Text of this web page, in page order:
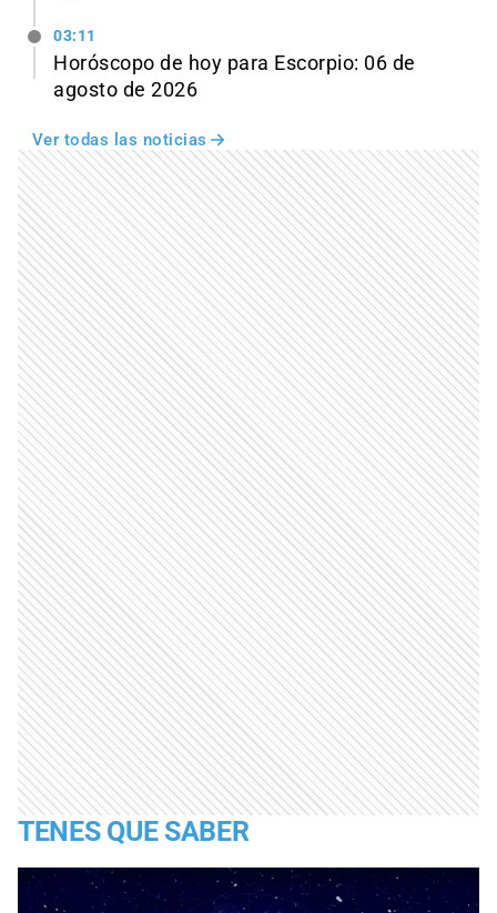
03:11
Horóscopo de hoy para Escorpio: 06 de
agosto de 2026
Ver todas las noticias
TENES QUE SABER